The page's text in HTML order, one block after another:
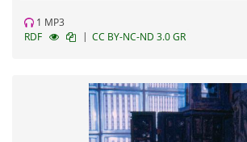
1 MP3
RDF
| CC BY-NC-ND 3.0 GR